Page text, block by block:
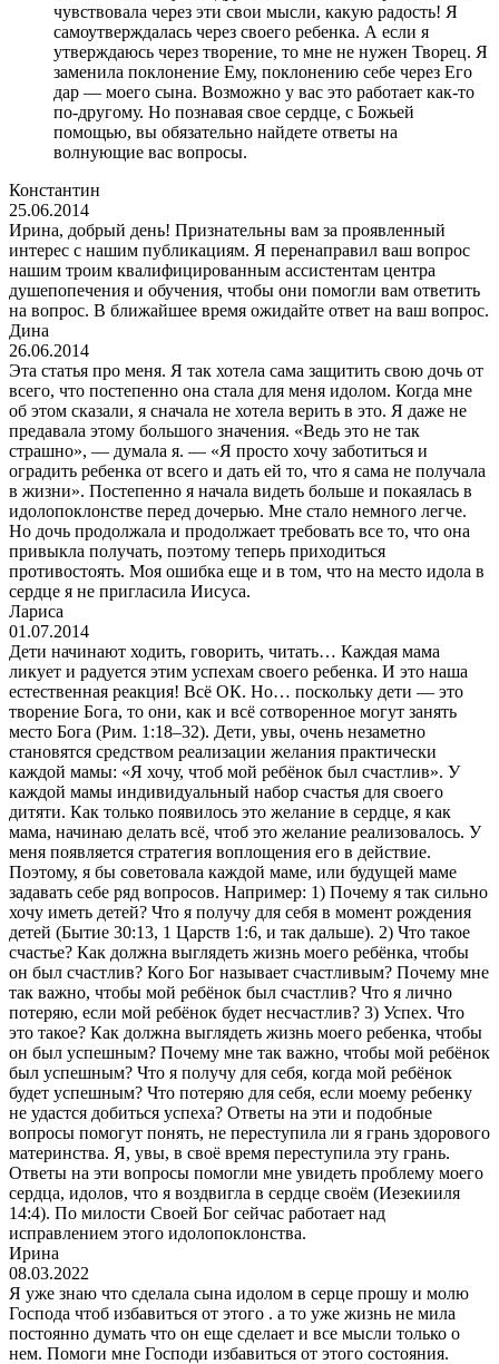
чувствовала через эти свои мысли, какую радость! Я
самоутверждалась через своего ребенка. А если я
утверждаюсь через творение, то мне не нужен Творец. Я
заменила поклонение Ему, поклонению себе через Его
дар — моего сына. Возможно у вас это работает как-то
по-другому. Но познавая свое сердце, с Божьей
помощью, вы обязательно найдете ответы на
волнующие вас вопросы.
Константин
25.06.2014
Ирина, добрый день! Признательны вам за проявленный
интерес с нашим публикациям. Я перенаправил ваш вопрос
нашим троим квалифицированным ассистентам центра
душепопечения и обучения, чтобы они помогли вам ответить
на вопрос. В ближайшее время ожидайте ответ на ваш вопрос.
Дина
26.06.2014
Эта статья про меня. Я так хотела сама защитить свою дочь от
всего, что постепенно она стала для меня идолом. Когда мне
об этом сказали, я сначала не хотела верить в это. Я даже не
предавала этому большого значения. «Ведь это не так
страшно», — думала я. — «Я просто хочу заботиться и
оградить ребенка от всего и дать ей то, что я сама не получала
в жизни». Постепенно я начала видеть больше и покаялась в
идолопоклонстве перед дочерью. Мне стало немного легче.
Но дочь продолжала и продолжает требовать все то, что она
привыкла получать, поэтому теперь приходиться
противостоять. Моя ошибка еще и в том, что на место идола в
сердце я не пригласила Иисуса.
Лариса
01.07.2014
Дети начинают ходить, говорить, читать… Каждая мама
ликует и радуется этим успехам своего ребенка. И это наша
естественная реакция! Всё ОК. Но… поскольку дети — это
творение Бога, то они, как и всё сотворенное могут занять
место Бога (Рим. 1:18–32). Дети, увы, очень незаметно
становятся средством реализации желания практически
каждой мамы: «Я хочу, чтоб мой ребёнок был счастлив». У
каждой мамы индивидуальный набор счастья для своего
дитяти. Как только появилось это желание в сердце, я как
мама, начинаю делать всё, чтоб это желание реализовалось. У
меня появляется стратегия воплощения его в действие.
Поэтому, я бы советовала каждой маме, или будущей маме
задавать себе ряд вопросов. Например: 1) Почему я так сильно
хочу иметь детей? Что я получу для себя в момент рождения
детей (Бытие 30:13, 1 Царств 1:6, и так дальше). 2) Что такое
счастье? Как должна выглядеть жизнь моего ребёнка, чтобы
он был счастлив? Кого Бог называет счастливым? Почему мне
так важно, чтобы мой ребёнок был счастлив? Что я лично
потеряю, если мой ребёнок будет несчастлив? 3) Успех. Что
это такое? Как должна выглядеть жизнь моего ребенка, чтобы
он был успешным? Почему мне так важно, чтобы мой ребёнок
был успешным? Что я получу для себя, когда мой ребёнок
будет успешным? Что потеряю для себя, если моему ребенку
не удастся добиться успеха? Ответы на эти и подобные
вопросы помогут понять, не переступила ли я грань здорового
материнства. Я, увы, в своё время переступила эту грань.
Ответы на эти вопросы помогли мне увидеть проблему моего
сердца, идолов, что я воздвигла в сердце своём (Иезекииля
14:4). По милости Своей Бог сейчас работает над
исправлением этого идолопоклонства.
Ирина
08.03.2022
Я уже знаю что сделала сына идолом в серце прошу и молю
Господа чтоб избавиться от этого . а то уже жизнь не мила
постоянно думать что он еще сделает и все мысли только о
нем. Помоги мне Господи избавиться от этого состояния.